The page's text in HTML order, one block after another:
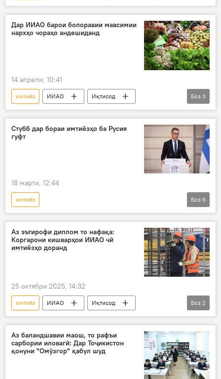
сӯхтор
Панҷакент
андоз
мақомот
Дар ИИАО барои болоравии мавсимии
нархҳо чораҳо андешиданд
14 апрели, 10:41
имтиёз ИИАО
Иқтисод
АвруОсиё
ҳамкорӣ боҷи гумрукӣ
Боз 3
Стубб дар бораи имтиёзҳо ба Русия
гуфт
18 марти, 12:44
имтиёз
Амалиёти вижаи Русия барои ҳимояи Донбасс: охирин хабарҳо
Иттиҳоди Аврупо
Сиёсат
Финландия
Боз 6
Аз эътирофи диплом то нафақа:
Коргарони кишварҳои ИИАО чӣ
имтиёзҳо доранд
25 октябри 2025, 14:32
имтиёз ИИАО
Иқтисод
Муҳоҷират
имтиёзнок
Боз 2
Аз баландшавии маош, то рафъи
сарбории иловагӣ: Дар Тоҷикистон
қонуни "Омӯзгор" қабул шуд